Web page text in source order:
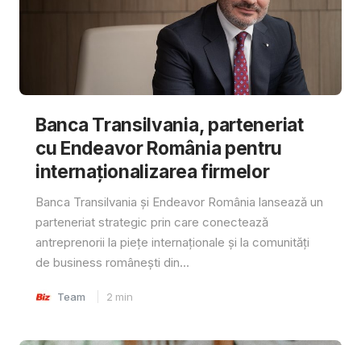
Banca Transilvania, parteneriat
cu Endeavor România pentru
internaționalizarea firmelor
Banca Transilvania și Endeavor România lansează un
parteneriat strategic prin care conectează
antreprenorii la piețe internaționale și la comunități
de business românești din...
Team 2 min